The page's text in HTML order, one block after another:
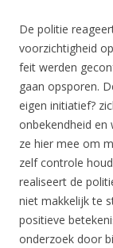
De politie
voorzichtigheid
feit werden
gaan opsporen.
eigen initiatief?
onbekendheid
ze hier mee om
zelf controle
realiseert de
niet makkelijk te
positieve
onderzoek door